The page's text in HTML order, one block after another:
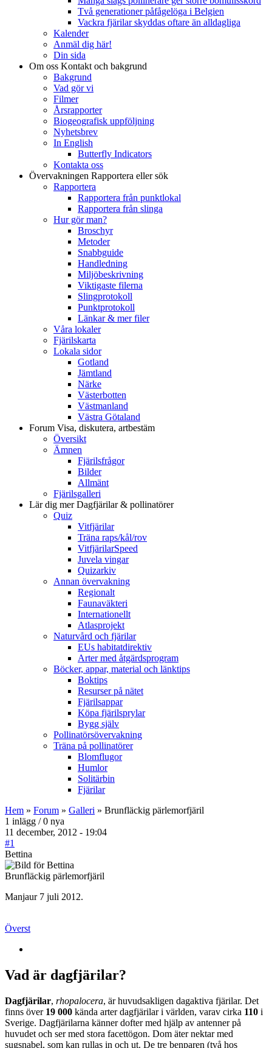
Två generationer påfågelöga i Belgien
Vackra fjärilar skyddas oftare än alldagliga
Kalender
Anmäl dig här!
Din sida
Om oss Kontakt och bakgrund
Bakgrund
Vad gör vi
Filmer
Årsrapporter
Biogeografisk uppföljning
Nyhetsbrev
In English
Butterfly Indicators
Kontakta oss
Övervakningen Rapportera eller sök
Rapportera
Rapportera från punktlokal
Rapportera från slinga
Hur gör man?
Broschyr
Metoder
Snabbguide
Handledning
Miljöbeskrivning
Viktigaste filerna
Slingprotokoll
Punktprotokoll
Länkar & mer filer
Våra lokaler
Fjärilskarta
Lokala sidor
Gotland
Jämtland
Närke
Västerbotten
Västmanland
Västra Götaland
Forum Visa, diskutera, artbestäm
Översikt
Ämnen
Fjärilsfrågor
Bilder
Allmänt
Fjärilsgalleri
Lär dig merDagfjärilar & pollinatörer
Quiz
Vitfjärilar
Träna raps/kål/rov
VitfjärilarSpeed
Juvela vingar
Quizarkiv
Annan övervakning
Regionalt
Faunaväkteri
Internationellt
Atlasprojekt
Naturvård och fjärilar
EUs habitatdirektiv
Arter med åtgärdsprogram
Böcker, appar, material och länktips
Boktips
Resurser på nätet
Fjärilsappar
Köpa fjärilsprylar
Bygg själv
Pollinatörsövervakning
Träna på pollinatörer
Blomflugor
Humlor
Solitärbin
Fjärilar
Hem » Forum » Galleri » Brunfläckig pärlemorfjäril
1 inlägg / 0 nya
11 december, 2012 - 19:04
#1
Bettina
Brunfläckig pärlemorfjäril
Manjaur 7 juli 2012.
Överst
Vad är dagfjärilar?
Dagfjärilar, rhopalocera, är huvudsakligen dagaktiva fjärilar. Det
finns över 19 000 kända arter dagfjärilar i världen, varav cirka 110 i
Sverige. Dagfjärilarna känner dofter med hjälp av antenner på
huvudet och ser med stora facettögon. Dom äter nektar med
sugsnabel, som kan rullas in och ut. De tre benparen (två hos